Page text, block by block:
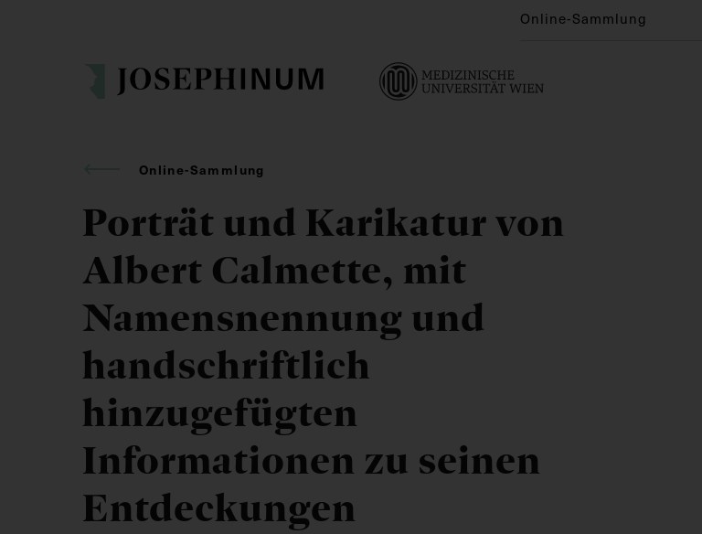
Online-Sammlung
Online-Sammlung
Porträt und Karikatur von
Albert Calmette, mit
Namensnennung und
handschriftlich
hinzugefügten
Informationen zu seinen
Entdeckungen